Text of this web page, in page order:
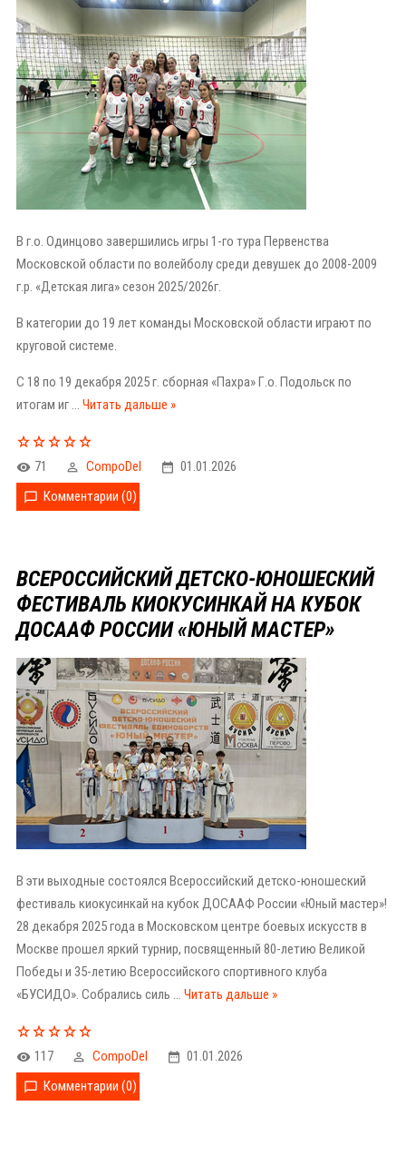
В г.о. Одинцово завершились игры 1-го тура Первенства
Московской области по волейболу среди девушек до 2008-2009
г.р. «Детская лига» сезон 2025/2026г.
В категории до 19 лет команды Московской области играют по
круговой системе.
С 18 по 19 декабря 2025 г. сборная «Пахра» Г.о. Подольск по
итогам иг ... Читать дальше »
71 CompoDel
01.01.2026
Комментарии (0)
ВСЕРОССИЙСКИЙ ДЕТСКО-ЮНОШЕСКИЙ
ФЕСТИВАЛЬ КИОКУСИНКАЙ НА КУБОК
ДОСААФ РОССИИ «ЮНЫЙ МАСТЕР»
В эти выходные состоялся Всероссийский детско-юношеский
фестиваль киокусинкай на кубок ДОСААФ России «Юный мастер»!
28 декабря 2025 года в Московском центре боевых искусств в
Москве прошел яркий турнир, посвященный 80-летию Великой
Победы и 35-летию Всероссийского спортивного клуба
«БУСИДО». Собрались силь ... Читать дальше »
117 CompoDel
01.01.2026
Комментарии (0)